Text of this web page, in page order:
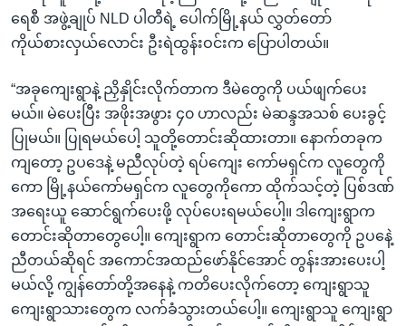
ရေစီ အဖွဲ့ချုပ် NLD ပါတီရဲ့ ပေါက်မြို့နယ် လွှတ်တော်
ကိုယ်စားလှယ်လောင်း ဦးရဲထွန်းဝင်းက ပြောပါတယ်။
“အခုကျေးရွာနဲ့ ညှိနှိုင်းလိုက်တာက ဒီမဲတွေကို ပယ်ဖျက်ပေး
မယ်။ မဲပေးပြီး အဖိုးအဖွား ၄၀ ဟာလည်း မဲဆန္ဒအသစ် ပေးခွင့်
ပြုမယ်။ ပြုရမယ်ပေါ့ သူတို့တောင်းဆိုထားတာ။ နောက်တခုက
ကျတော့ ဥပဒေနဲ့ မညီလုပ်တဲ့ ရပ်ကျေး ကော်မရှင်က လူတွေကို
ကော မြို့နယ်ကော်မရှင်က လူတွေကိုကော ထိုက်သင့်တဲ့ ပြစ်ဒဏ်
အရေးယူ ဆောင်ရွက်ပေးဖို့ လုပ်ပေးရမယ်ပေါ့။ ဒါကျေးရွာက
တောင်းဆိုတာတွေပေါ့။ ကျေးရွာက တောင်းဆိုတာတွေကို ဥပနေဲ့
ညီတယ်ဆိုရင် အကောင်အထည်ဖော်နိုင်အောင် တွန်းအားပေးပါ့
မယ်လို့ ကျွန်တော်တို့အနေနဲ့ ကတိပေးလိုက်တော့ ကျေးရွာသူ
ကျေးရွာသားတွေက လက်ခံသွားတယ်ပေါ့။ ကျေးရွာသူ ကျေးရွာ